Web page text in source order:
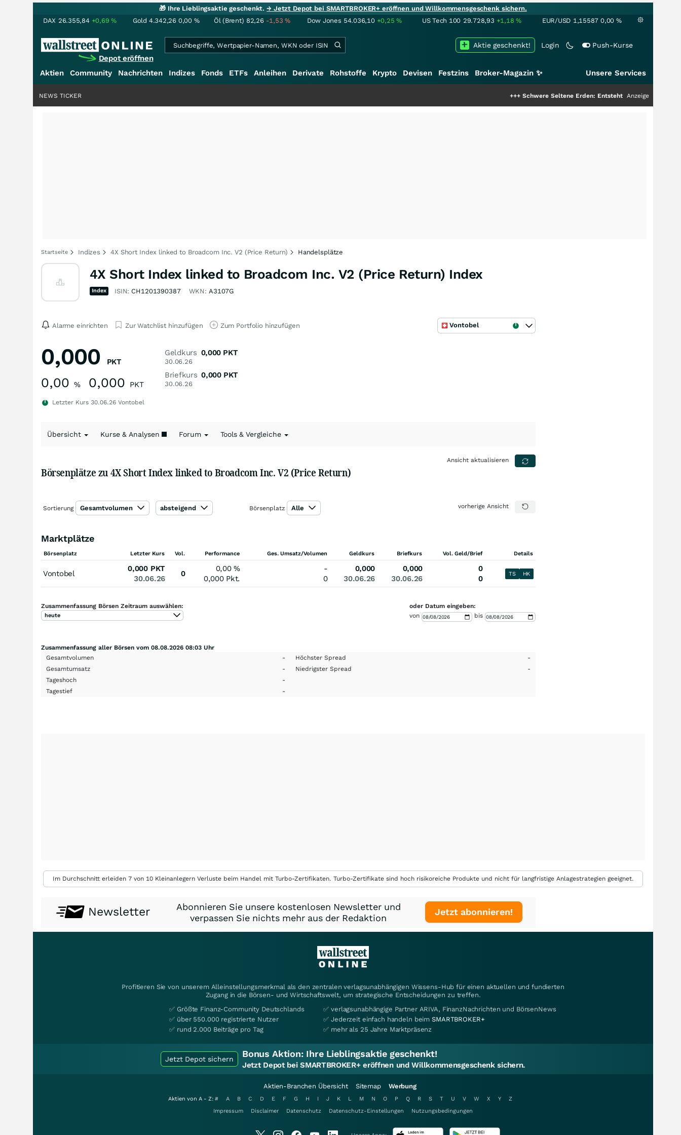
🎁 Ihre Lieblingsaktie geschenkt.→ Jetzt Depot bei SMARTBROKER+ eröffnen und Willkommensgeschenk sichern.
DAX 26.355,84 +0,69% Gold 4.342,26 0,00 % Öl (Brent) 82,26 -1,53% Dow Jones 54.036,10 +0,25% US Tech 100 29.728,93 +1,18% EUR/USD 1,15587 0,00 %
Depot eröffnen
Login Push-Kurse
Aktie geschenkt!
Aktien Community Nachrichten Indizes Fonds ETFs Anleihen Derivate Rohstoffe Krypto Devisen Festzins Broker-Magazin ✨ Unsere Services
Schwere Seltene Erden: Entsteht hier die nächste
Anzeige
NEWS TICKER
Startseite Indizes 4X Short Index linked to Broadcom Inc. V2 (Price Return) Handelsplätze
4X Short Index linked to Broadcom Inc. V2 (Price Return) Index
Index ISIN: CH1201390387 WKN: A3107G
Alarme einrichten Zur Watchlist hinzufügen Zum Portfolio hinzufügen Vontobel
0,000 PKT
0,00 % 0,000 PKT
Letzter Kurs 30.06.26 Vontobel
Geldkurs
30.06.26
0,000 PKT
Briefkurs
30.06.26
0,000 PKT
Übersicht Kurse & Analysen Forum Tools & Vergleiche
Börsenplätze zu 4X Short Index linked to Broadcom Inc. V2 (Price Return)
Ansicht aktualisieren
Sortierung Gesamtvolumen absteigend Börsenplatz Alle vorherige Ansicht
Marktplätze
Börsenplatz Letzter Kurs Vol. Performance Ges. Umsatz/Volumen Geldkurs Briefkurs Vol. Geld/Brief Details
Vontobel
0,000 PKT
30.06.26
0
0,00%
0,000 Pkt.
-
0
0,000
30.06.26
0,000
30.06.26
0
0
TS HK
Zusammenfassung Börsen Zeitraum auswählen:
heute
oder Datum eingeben:
von
bis
Zusammenfassung aller Börsen vom 08.08.2026 08:03 Uhr
Gesamtvolumen
- Höchster Spread
-
Gesamtumsatz
- Niedrigster Spread
-
Tageshoch
-
Tagestief
-
Im Durchschnitt erleiden 7 von 10 Kleinanlegern Verluste beim Handel mit Turbo-Zertifikaten. Turbo-Zertifikate sind hoch risikoreiche Produkte und nicht für langfristige Anlagestrategien geeignet.
Newsletter
Abonnieren Sie unsere kostenlosen Newsletter und
verpassen Sie nichts mehr aus der Redaktion
Jetzt abonnieren!
Profitieren Sie von unserem Alleinstellungsmerkmal als den zentralen verlagsunabhängigen Wissens-Hub für einen aktuellen und fundierten
Zugang in die Börsen- und Wirtschaftswelt, um strategische Entscheidungen zu treffen.
✅ Größte Finanz-Community Deutschlands
✅ über 550.000 registrierte Nutzer
✅ rund 2.000 Beiträge pro Tag
✅ verlagsunabhängige Partner ARIVA, FinanzNachrichten und BörsenNews
✅ Jederzeit einfach handeln beimSMARTBROKER+
✅ mehr als 25 Jahre Marktpräsenz
Jetzt Depot sichern Bonus Aktion: Ihre Lieblingsaktie geschenkt!
Jetzt Depot bei SMARTBROKER+ eröffnen und Willkommensgeschenk sichern.
Aktien-Branchen Übersicht Sitemap Werbung
Aktien von A - Z: # A B C D E F G H I J K L M N O P Q R S T U V W X Y
Z
Impressum
Disclaimer Datenschutz Datenschutz-Einstellungen Nutzungsbedingungen